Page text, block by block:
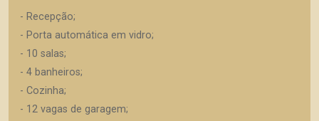
- Recepção;
- Porta automática em vidro;
- 10 salas;
- 4 banheiros;
- Cozinha;
- 12 vagas de garagem;